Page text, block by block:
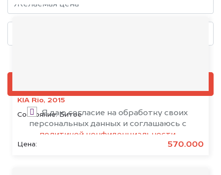
KIA Rio, 2015
Состояние:Битое
Цена: 570.000
Я даю согласие на обработку своих
персональных данных и соглашаюсь с
политикой конфиденциальности